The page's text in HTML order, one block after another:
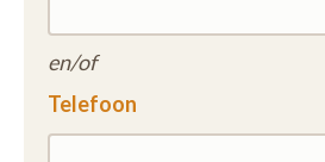
en/of
Telefoon